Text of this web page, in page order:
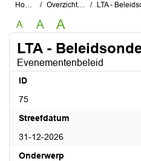
Home Overzichten LTA -
A A A
LTA -
Evenementenbeleid
ID
75
Streefdatum
31-12-2026
Onderwerp